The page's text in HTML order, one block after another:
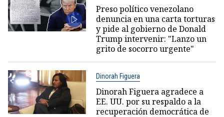
Preso político venezolano
denuncia en una carta torturas
y pide al gobierno de Donald
Trump intervenir: "Lanzo un
grito de socorro urgente"
Dinorah Figuera
Dinorah Figuera agradece a
EE. UU. por su respaldo a la
recuperación democrática de